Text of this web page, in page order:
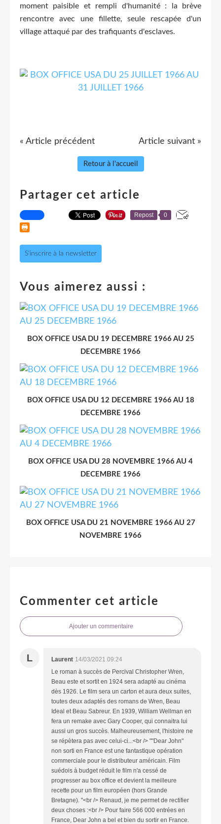
moment paisible et rempli d'humanité : la brève
rencontre avec une fillette, seule rescapée d'un
village attaqué par des trafiquants d'esclaves.
« Article précédent Article suivant »
Retour à l'accueil
Partager cet article
Repost 0
S'inscrire à la newsletter
Vous aimerez aussi :
BOX OFFICE USA DU 19 DECEMBRE 1966 AU 25
DECEMBRE 1966
BOX OFFICE USA DU 12 DECEMBRE 1966 AU 18
DECEMBRE 1966
BOX OFFICE USA DU 28 NOVEMBRE 1966 AU 4
DECEMBRE 1966
BOX OFFICE USA DU 21 NOVEMBRE 1966 AU 27
NOVEMBRE 1966
Commenter cet article
Ajouter un commentaire
L Laurent 14/03/2021 09:24
Le roman à succès de Percival Christopher Wren,
Beau este et sortit en 1924 sera adapté au cinéma
dès 1926. Le film sera un carton et aura deux suites,
toutes deux adaptés des romans de Wren, Beau
Ideal et Beau Sabreur. En 1939, William Wellman en
fera un remake avec Gary Cooper, qui connaitra lui
aussi un gros succès. Malheureusement, l'histoire ne
se répètera pas avec celui-ci...<br /> ""Dear John"
non sorti en France est une fantastique opération
commerciale pour le distributeur américain. Film
suédois à budget réduit le film n'a cessé de
progresser au box office et devient la meilleure
recette pour un film européen (hors Grande
Bretagne). "<br /> Renaud, je me permet de rectifier
deux choses :<br /> Pour faire 566 000 entrées en
France, Dear John a bel et bien du sortir en France.